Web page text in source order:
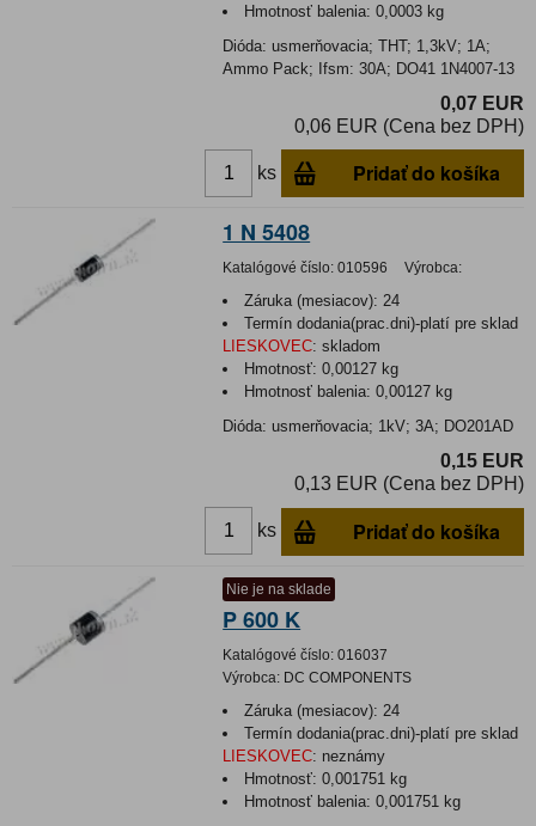
Hmotnosť balenia:0,0003 kg
Dióda: usmerňovacia; THT; 1,3kV; 1A;
Ammo Pack; Ifsm: 30A; DO41 1N4007-13
0,07 EUR
0,06 EUR (Cena bez DPH)
ks Pridať do košíka
1 N 5408
Katalógové číslo: 010596 Výrobca:
Záruka (mesiacov): 24
Termín dodania(prac.dni)-platí pre sklad
LIESKOVEC: skladom
Hmotnosť:0,00127 kg
Hmotnosť balenia:0,00127 kg
Dióda: usmerňovacia; 1kV; 3A; DO201AD
0,15 EUR
0,13 EUR (Cena bez DPH)
ks Pridať do košíka
Nie je na sklade
P 600 K
Katalógové číslo: 016037
Výrobca: DC COMPONENTS
Záruka (mesiacov): 24
Termín dodania(prac.dni)-platí pre sklad
LIESKOVEC: neznámy
Hmotnosť:0,001751 kg
Hmotnosť balenia:0,001751 kg